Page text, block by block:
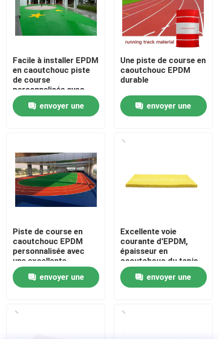
Accueil
Produits
Vidéos
Visite de l'usine
Contrôle de qualité
Nous contacter
Nouvelles
Facile à installer EPDM
en caoutchouc piste
de course
personnalisée avec
flexibilité UV
envoyer une
Une piste de course en
caoutchouc EPDM
durable
envoyer une
Piste de course en
caoutchouc EPDM
personnalisée avec
une excellente
absorption des chocs
et une résistance aux
UV
envoyer une
Excellente voie
courante d'EPDM,
épaisseur en
caoutchouc du tapis
15mm d'EPDM
envoyer une